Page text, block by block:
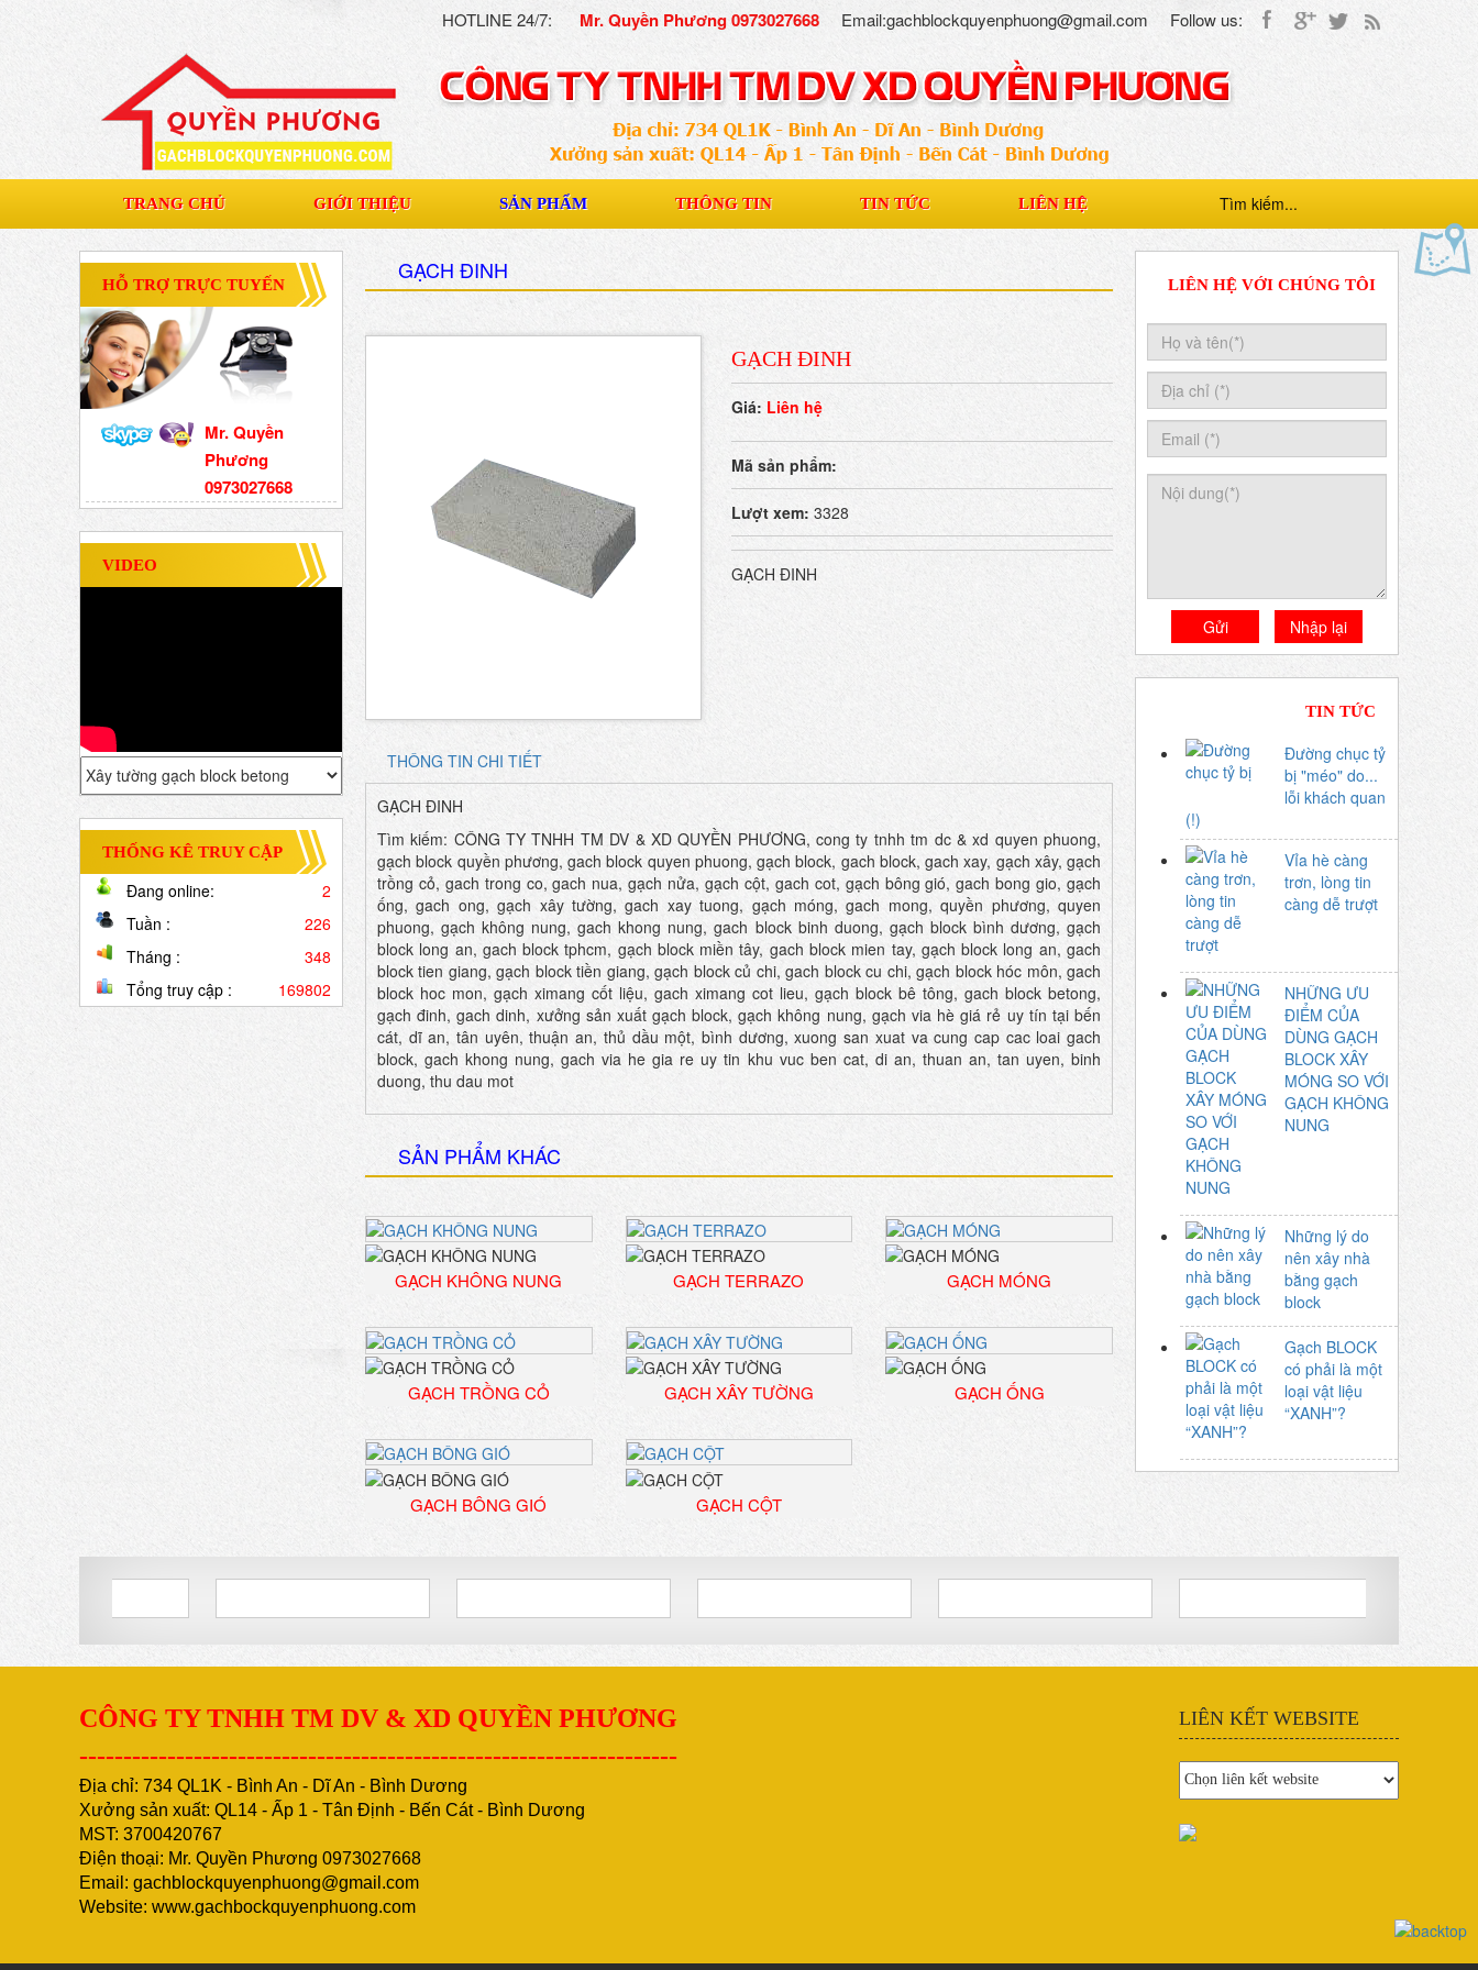
HOTLINE 24/7: Mr. Quyền Phương 0973027668 Email:gachblockquyenphuong@gmail.com Follow us:
TRANG CHỦ GIỚI THIỆU SẢN PHẨM THÔNG TIN TIN TỨC LIÊN HỆ
HỖ TRỢ TRỰC TUYẾN
Mr. Quyền
Phương
0973027668
VIDEO
THỐNG KÊ TRUY CẬP
Đang online:
2
Tuần :
226
Tháng :
348
Tổng truy cập :
169802
GẠCH ĐINH
GẠCH ĐINH
Giá: Liên hệ
Mã sản phẩm:
Lượt xem: 3328
GẠCH ĐINH
THÔNG TIN CHI TIẾT
GẠCH ĐINH
Tìm kiếm: CÔNG TY TNHH TM DV & XD QUYỀN PHƯƠNG, cong ty tnhh tm dc & xd quyen phuong,
gạch block quyền phương, gach block quyen phuong, gạch block, gach block, gach xay, gạch xây, gạch
trồng cỏ, gach trong co, gach nua, gạch nửa, gạch cột, gach cot, gạch bông gió, gach bong gio, gạch
ống, gach ong, gạch xây tường, gach xay tuong, gạch móng, gach mong, quyền phương, quyen
phuong, gạch không nung, gach khong nung, gach block binh duong, gạch block bình dương, gạch
block long an, gach block tphcm, gạch block miền tây, gach block mien tay, gạch block long an, gach
block tien giang, gạch block tiền giang, gạch block củ chi, gach block cu chi, gạch block hóc môn, gach
block hoc mon, gạch ximang cốt liệu, gach ximang cot lieu, gạch block bê tông, gach block betong,
gạch đinh, gach dinh, xưởng sản xuất gạch block, gạch không nung, gạch via hè giá rẻ uy tín tại bến
cát, dĩ an, tân uyên, thuận an, thủ dầu một, bình dương, xuong san xuat va cung cap cac loai gach
block, gach khong nung, gach via he gia re uy tin khu vuc ben cat, di an, thuan an, tan uyen, binh
duong, thu dau mot
SẢN PHẨM KHÁC
GẠCH KHÔNG NUNG GẠCH TERRAZO GẠCH MÓNG
GẠCH TRỒNG CỎ GẠCH XÂY TƯỜNG GẠCH ỐNG
GẠCH BÔNG GIÓ GẠCH CỘT
LIÊN HỆ VỚI CHÚNG TÔI
TIN TỨC
Đường chục tỷ
bị "méo" do...
lỗi khách quan
(!)
Vỉa hè càng
trơn, lòng tin
càng dễ trượt
NHỮNG ƯU
ĐIỂM CỦA
DÙNG GẠCH
BLOCK XÂY
MÓNG SO VỚI
GẠCH KHÔNG
NUNG
Những lý do
nên xây nhà
bằng gạch
block
Gạch BLOCK
có phải là một
loại vật liệu
“XANH”?
CÔNG TY TNHH TM DV & XD QUYỀN PHƯƠNG
--------------------------------------------------------------------
Địa chỉ: 734 QL1K - Bình An - Dĩ An - Bình Dương
Xưởng sản xuất: QL14 - Ấp 1 - Tân Định - Bến Cát - Bình Dương
MST: 3700420767
Điện thoại: Mr. Quyền Phương 0973027668
Email: gachblockquyenphuong@gmail.com
Website: www.gachbockquyenphuong.com
LIÊN KẾT WEBSITE